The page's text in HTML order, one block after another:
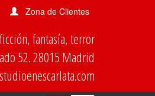
Zona de Clientes
fantasía, terror
52. 28015 Madrid